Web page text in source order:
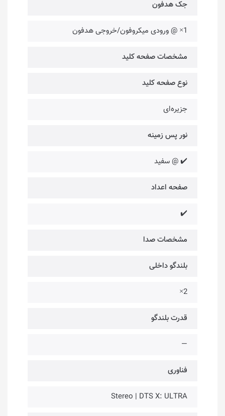
جک هدفون
1× @ ورودی میکروفون/خروجی هدفون
مشخصات صفحه کلید
نوع صفحه کلید
جزیره‌ای
نور پس زمینه
✔️ @ سفید
صفحه اعداد
✔️
مشخصات صدا
بلندگو داخلی
2×
قدرت بلندگو
—
فناوری‌
Stereo | DTS X: ULTRA